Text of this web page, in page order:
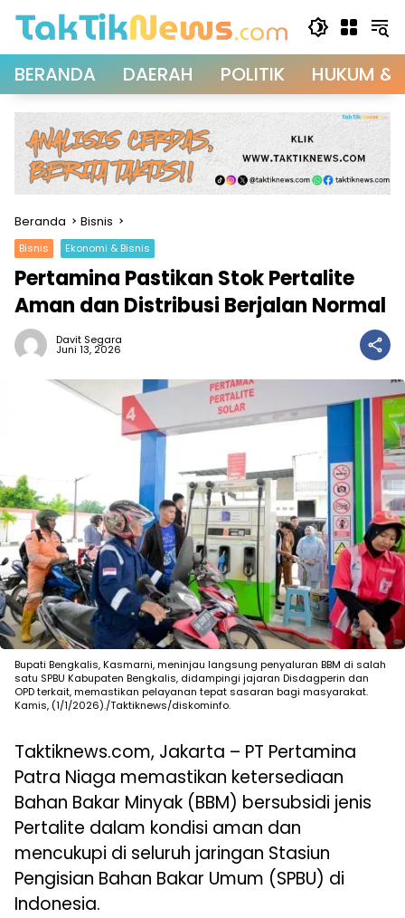
BERANDA DAERAH POLITIK HUKUM &
Beranda Bisnis
Bisnis Ekonomi & Bisnis
Pertamina Pastikan Stok Pertalite
Aman dan Distribusi Berjalan Normal
Davit Segara
Juni 13, 2026
Bupati Bengkalis, Kasmarni, meninjau langsung penyaluran BBM di salah
satu SPBU Kabupaten Bengkalis, didampingi jajaran Disdagperin dan
OPD terkait, memastikan pelayanan tepat sasaran bagi masyarakat.
Kamis, (1/1/2026)./Taktiknews/diskominfo.
Taktiknews.com, Jakarta – PT Pertamina
Patra Niaga memastikan ketersediaan
Bahan Bakar Minyak (BBM) bersubsidi jenis
Pertalite dalam kondisi aman dan
mencukupi di seluruh jaringan Stasiun
Pengisian Bahan Bakar Umum (SPBU) di
Indonesia.